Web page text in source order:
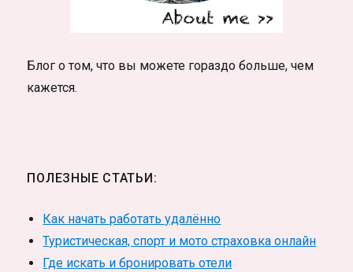
Блог о том, что вы можете гораздо больше, чем
кажется.
ПОЛЕЗНЫЕ СТАТЬИ:
Как начать работать удалённо
Туристическая, спорт и мото страховка онлайн
Где искать и бронировать отели